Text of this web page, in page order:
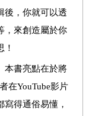
後，你就可以透
，來創造屬於你
本書亮點在於將
在YouTube影片
寫得通俗易懂，